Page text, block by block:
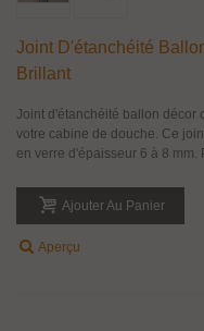
Joint D'étanchéité
Brillant
Joint d'étanchéité ballon décor
votre cabine de douche. Ce
en verre d'épaisseur 6 à 8 mm.
Ajouter Au Panier
Aperçu